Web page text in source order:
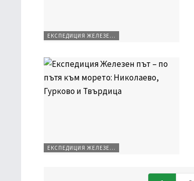
ЕКСПЕДИЦИЯ ЖЕЛЕЗЕН ПЪТ
ЕКСПЕДИЦИЯ ЖЕЛЕЗЕН ПЪТ